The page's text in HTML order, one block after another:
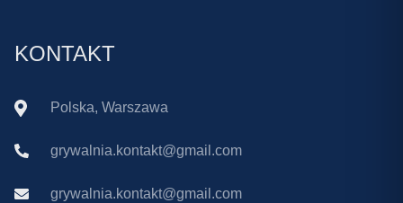
KONTAKT
Polska, Warszawa
grywalnia.kontakt@gmail.com
grywalnia.kontakt@gmail.com